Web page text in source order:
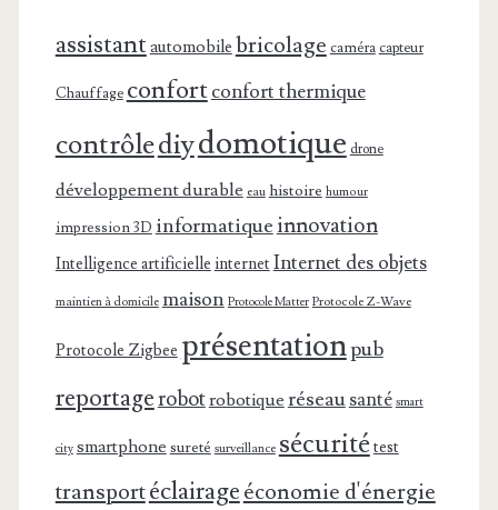
assistant automobile bricolage caméra capteur
Chauffage confortconfort thermique
contrôlediydomotique drone
développement durable eau histoire humour
impression 3D informatiqueinnovation
Intelligence artificielle internet Internet des objets
maintien à domicile maison Protocole Matter Protocole Z-Wave
Protocole Zigbee présentationpub
reportagerobotrobotique réseausanté smart
city smartphone sureté surveillance sécuritétest
transportéclairageéconomie d'énergie